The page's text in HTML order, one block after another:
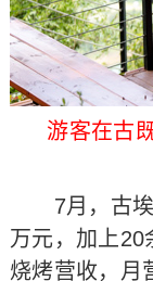
游客在古
7月，古埃
万元，加上20
烧烤营收，月